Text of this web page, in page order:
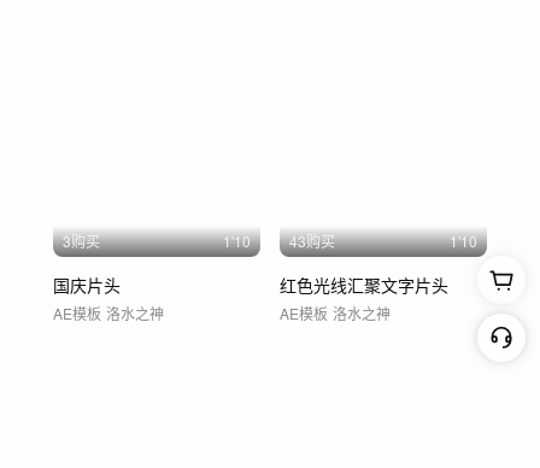
3购买 1'10
国庆片头
AE模板 洛水之神
43购买 1'10
红色光线汇聚文字片头
AE模板 洛水之神